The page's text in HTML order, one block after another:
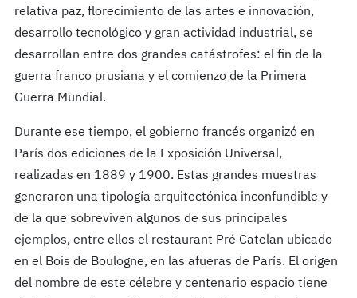
relativa paz, florecimiento de las artes e innovación,
desarrollo tecnológico y gran actividad industrial, se
desarrollan entre dos grandes catástrofes: el fin de la
guerra franco prusiana y el comienzo de la Primera
Guerra Mundial.
Durante ese tiempo, el gobierno francés organizó en
París dos ediciones de la Exposición Universal,
realizadas en 1889 y 1900. Estas grandes muestras
generaron una tipología arquitectónica inconfundible y
de la que sobreviven algunos de sus principales
ejemplos, entre ellos el restaurant Pré Catelan ubicado
en el Bois de Boulogne, en las afueras de París. El origen
del nombre de este célebre y centenario espacio tiene